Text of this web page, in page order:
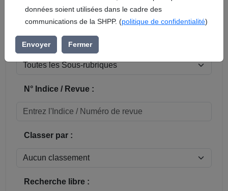
Réinitialiser
Sous-rubrique / Commune :
N° Indice / Revue :
Classer par :
Recherche libre :
données soient utilisées dans le cadre des
communications de la SHPP. (politique de confidentialité)
Envoyer Fermer